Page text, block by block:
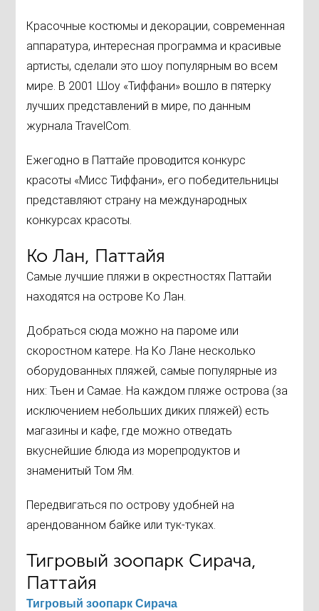
Красочные костюмы и декорации, современная
аппаратура, интересная программа и красивые
артисты, сделали это шоу популярным во всем
мире. В 2001 Шоу «Тиффани» вошло в пятерку
лучших представлений в мире, по данным
журнала TravelCom.
Ежегодно в Паттайе проводится конкурс
красоты «Мисс Тиффани», его победительницы
представляют страну на международных
конкурсах красоты.
Ко Лан, Паттайя
Самые лучшие пляжи в окрестностях Паттайи
находятся на острове Ко Лан.
Добраться сюда можно на пароме или
скоростном катере. На Ко Лане несколько
оборудованных пляжей, самые популярные из
них: Тьен и Самае. На каждом пляже острова (за
исключением небольших диких пляжей) есть
магазины и кафе, где можно отведать
вкуснейшие блюда из морепродуктов и
знаменитый Том Ям.
Передвигаться по острову удобней на
арендованном байке или тук-туках.
Тигровый зоопарк Сирача,
Паттайя
Тигровый зоопарк Сирача